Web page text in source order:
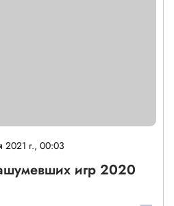
2021 г., 00:03
игр 2020